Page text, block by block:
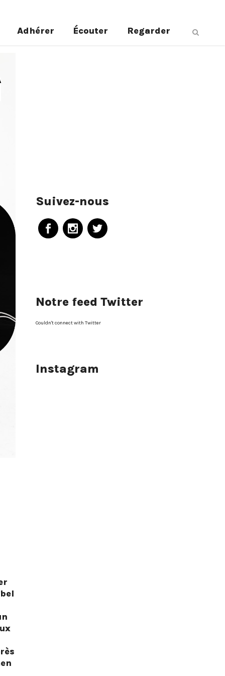
Adhérer Écouter Regarder
Suivez-nous
Notre feed Twitter
Couldn't connect with Twitter
Instagram